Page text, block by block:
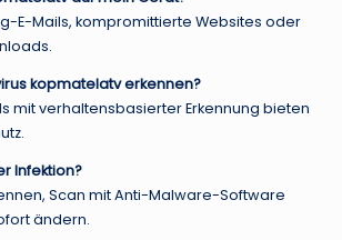
E-Mails, kompromittierte Websites oder
kopmatelatv erkennen?
mit verhaltensbasierter Erkennung bieten
Infektion?
Scan mit Anti-Malware-Software
ändern.